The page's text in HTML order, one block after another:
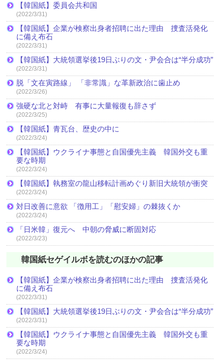
【韓国紙】委員会共和国
(2022/3/31)
【韓国紙】企業が検察出身者招聘に出た理由 捜査活発化
に備え布石
(2022/3/31)
【韓国紙】大統領選挙後19日ぶりの文・尹会合は“半分成功”
(2022/3/31)
脱「文在寅路線」 「非常識」な革新政治に歯止め
(2022/3/26)
強硬な北と対峙 有事に大量報復も辞さず
(2022/3/25)
【韓国紙】青瓦台、歴史の中に
(2022/3/24)
【韓国紙】ウクライナ事態と自国優先主義 韓国外交も重
要な時期
(2022/3/24)
【韓国紙】執務室の龍山移転計画めぐり新旧大統領が衝突
(2022/3/24)
対日改善に意欲 「徴用工」「慰安婦」の棘抜くか
(2022/3/24)
「日米韓」復元へ 中朝の脅威に断固対応
(2022/3/23)
韓国紙セゲイルボを読むのほかの記事
【韓国紙】企業が検察出身者招聘に出た理由 捜査活発化
に備え布石
(2022/3/31)
【韓国紙】大統領選挙後19日ぶりの文・尹会合は“半分成功”
(2022/3/31)
【韓国紙】ウクライナ事態と自国優先主義 韓国外交も重
要な時期
(2022/3/24)